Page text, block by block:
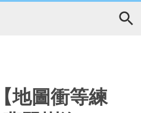
地圖衝等練